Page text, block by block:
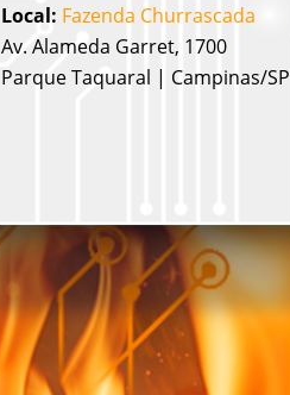
Local: Fazenda Churrascada
Av. Alameda Garret, 1700
Parque Taquaral | Campinas/SP